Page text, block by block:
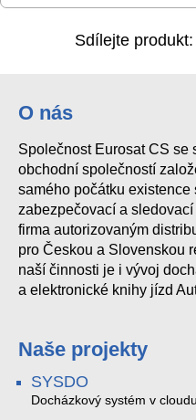
Sdílejte produkt:
O nás
Společnost Eurosat CS se
obchodní společností
samého počátku
zabezpečovací a
firma autorizovaným
pro Českou a Slovenskou
naší činnosti je i vývoj
a elektronické knihy jízd
Naše projekty
SYSDO
Docházkový systém v cloudu